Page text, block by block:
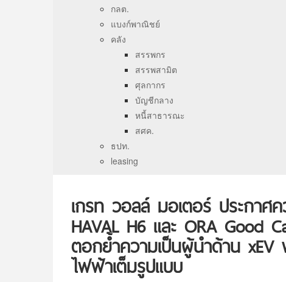
กลต.
แบงก์พาณิชย์
คลัง
สรรพกร
สรรพสามิต
ศุลกากร
บัญชีกลาง
หนี้สาธารณะ
สศค.
ธปท.
leasing
เกรท วอลล์ มอเตอร์ ประกาศ
HAVAL H6 และ ORA Good
ตอกย้ำความเป็นผู้นำด้าน
ไฟฟ้าเต็มรูปแบบ